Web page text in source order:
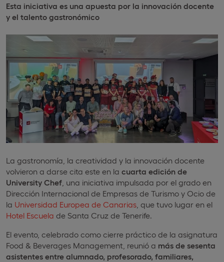
Esta iniciativa es una apuesta por la innovación docente
y el talento gastronómico
La gastronomía, la creatividad y la innovación docente
volvieron a darse cita este en la cuarta edición de
University Chef , una iniciativa impulsada por el grado en
Dirección Internacional de Empresas de Turismo y Ocio de
la Universidad Europea de Canarias , que tuvo lugar en el
Hotel Escuela de Santa Cruz de Tenerife.
El evento, celebrado como cierre práctico de la asignatura
Food & Beverages Management, reunió a más de sesenta
asistentes entre alumnado, profesorado, familiares,